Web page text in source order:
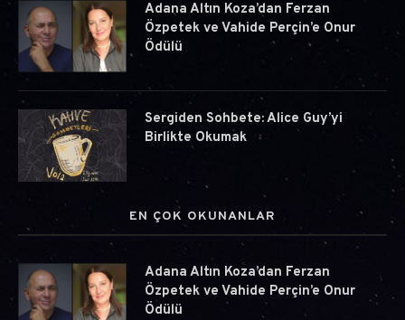
Adana Altın Koza’dan Ferzan
Özpetek ve Vahide Perçin’e Onur
Ödülü
Sergiden Sohbete: Alice Guy’yi
Birlikte Okumak
EN ÇOK OKUNANLAR
Adana Altın Koza’dan Ferzan
Özpetek ve Vahide Perçin’e Onur
Ödülü